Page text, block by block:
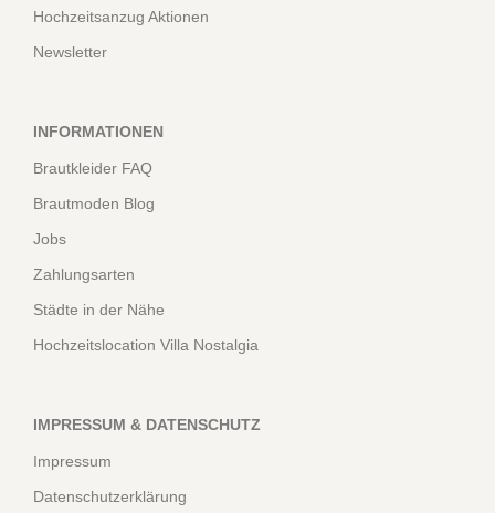
Hochzeitsanzug Aktionen
Newsletter
INFORMATIONEN
Brautkleider FAQ
Brautmoden Blog
Jobs
Zahlungsarten
Städte in der Nähe
Hochzeitslocation Villa Nostalgia
IMPRESSUM & DATENSCHUTZ
Impressum
Datenschutzerklärung